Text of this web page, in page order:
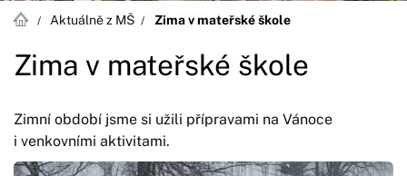
Aktuálně z MŠ Zima v mateřské škole
Zima v mateřské škole
Zimní období jsme si užili přípravami na Vánoce
i venkovními aktivitami.